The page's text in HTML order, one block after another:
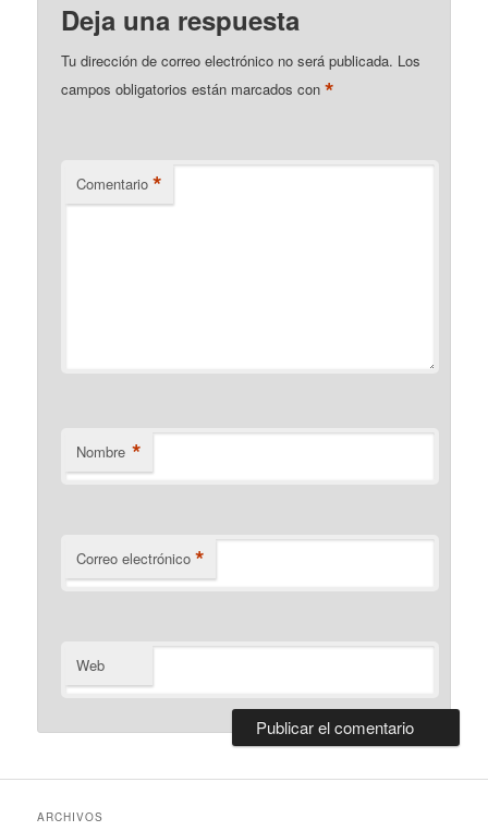
Deja una respuesta
Tu dirección de correo electrónico no será publicada. Los
campos obligatorios están marcados con*
Comentario *
Nombre *
Correo electrónico *
Web
ARCHIVOS